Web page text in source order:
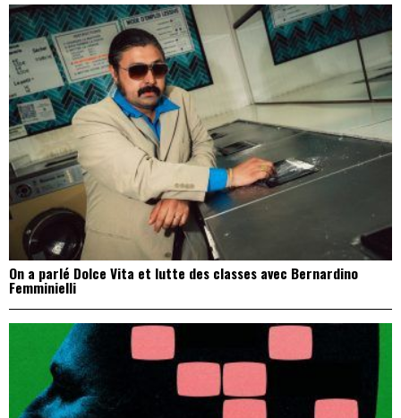
On a parlé Dolce Vita et lutte des classes avec Bernardino
Femminielli